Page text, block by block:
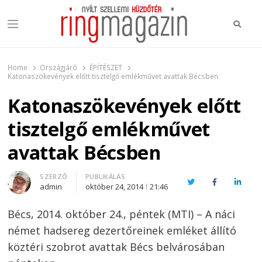
Menu
Home Országjáró
ÉPÍTÉSZET
Katonaszökevények előtt tisztelgő emlékművet avattak Bécsben
Katonaszökevények előtt
tisztelgő emlékművet
avattak Bécsben
Author
SZERZŐ
admin
PUBLIKÁLÁS
október 24, 2014 21:46 TwitterFacebook
Bécs, 2014. október 24., péntek (MTI) – A náci
német hadsereg dezertőreinek emléket állító
köztéri szobrot avattak Bécs belvárosában